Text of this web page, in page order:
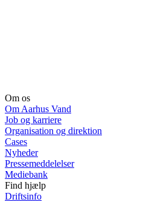
Om os
Om Aarhus Vand
Job og karriere
Organisation og direktion
Cases
Nyheder
Pressemeddelelser
Mediebank
Find hjælp
Driftsinfo